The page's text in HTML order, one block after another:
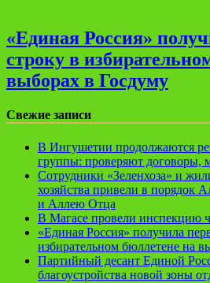
«Единая Россия»
строку в
выборах в Госдуму
Свежие записи
В Ингушетии продолжаются
группы: проверяют договоры,
Сотрудники «Зеленхоза» и
хозяйства привели в порядок
и Аллею Отца
В Магасе провели инспекцию
«Единая Россия» получила
избирательном бюллетене на
Партийный десант Единой
благоустройства новой зоны